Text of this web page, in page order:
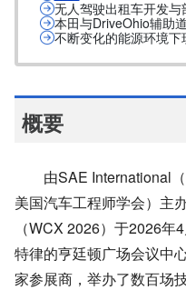
无人驾驶出租车开发
本田与DriveOhio辅助
不断变化的能源环境
概要
由SAE International
美国汽车工程师学会）主
（WCX 2026）于2026
特律的亨廷顿广场会议中
家参展商，举办了数百场